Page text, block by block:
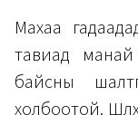
Махаа
тавиад манай
байсны
холбоотой.